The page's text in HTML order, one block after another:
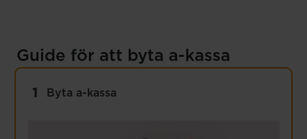
Guide för att byta a-kassa
Flik
1 Byta a-kassa